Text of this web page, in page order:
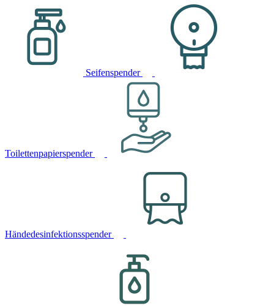
Seifenspender
Toilettenpapierspender
Händedesinfektionsspender